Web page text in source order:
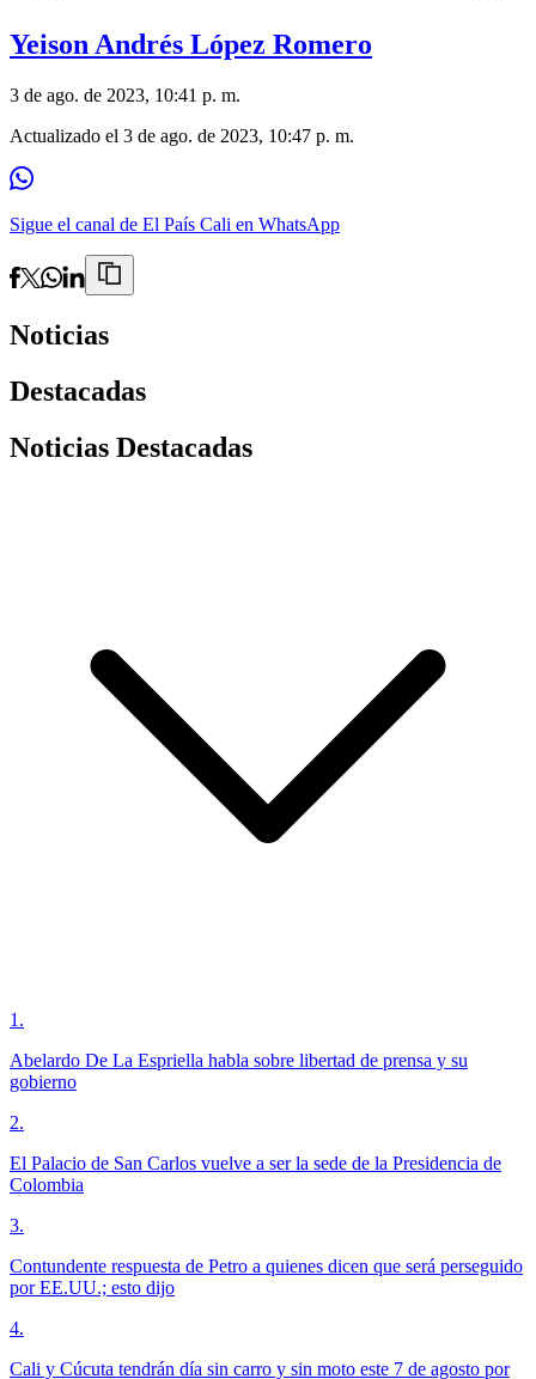
Yeison Andrés López Romero
3 de ago. de 2023, 10:41 p. m.
Actualizado el 3 de ago. de 2023, 10:47 p. m.
Sigue el canal de El País Cali en WhatsApp
Noticias
Destacadas
Noticias Destacadas
1 .
Abelardo De La Espriella habla sobre libertad de prensa y su
gobierno
2.
El Palacio de San Carlos vuelve a ser la sede de la Presidencia de
Colombia
3.
Contundente respuesta de Petro a quienes dicen que será perseguido
por EE.UU.; esto dijo
4.
Cali y Cúcuta tendrán día sin carro y sin moto este 7 de agosto por